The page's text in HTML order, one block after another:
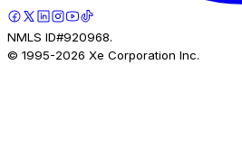
NMLS ID#920968.
© 1995-2026 Xe Corporation Inc.